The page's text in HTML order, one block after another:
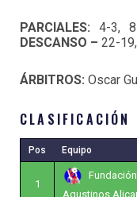
PARCIALES: 4-3,
DESCANSO – 22-
ÁRBITROS: Oscar
CLASIFICACIÓN
Pos Equipo
1
Fundación
Agustinos